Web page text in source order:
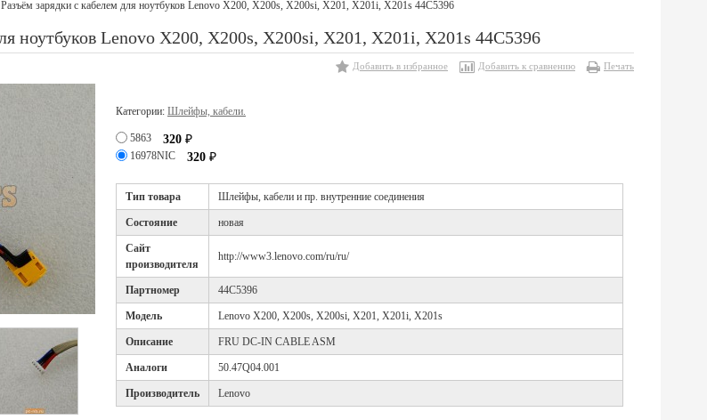
зарядки с кабелем для ноутбуков Lenovo X200, X200s, X200si, X201, X201i, X201s 44C5396
ноутбуков Lenovo X200, X200s, X200si, X201, X201i, X201s 44C5396
Добавить в избранное Добавить к сравнению Печать
Категории: Шлейфы, кабели.
5863 320 ₽
16978NIC 320 ₽
Тип товара Шлейфы, кабели и пр. внутренние соединения
Cостояние новая
Cайт
производителя
http://www3.lenovo.com/ru/ru/
Партномер 44C5396
Модель Lenovo X200, X200s, X200si, X201, X201i, X201s
Описание FRU DC-IN CABLE ASM
Аналоги 50.47Q04.001
Производитель Lenovo